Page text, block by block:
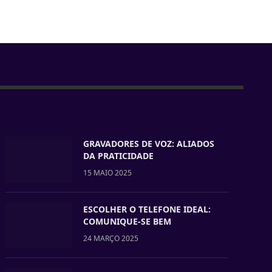
GRAVADORES DE VOZ: ALIADOS
DA PRATICIDADE
15 MAIO 2025
ESCOLHER O TELEFONE IDEAL:
COMUNIQUE-SE BEM
24 MARÇO 2025